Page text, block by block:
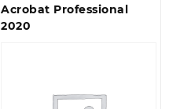
Acrobat Professional
2020